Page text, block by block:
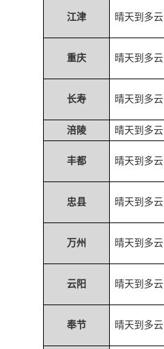
江津 晴天到多云
重庆 晴天到多云
长寿 晴天到多云
涪陵 晴天到多云
丰都 晴天到多云
忠县 晴天到多云
万州 晴天到多云
云阳 晴天到多云
奉节 晴天到多云